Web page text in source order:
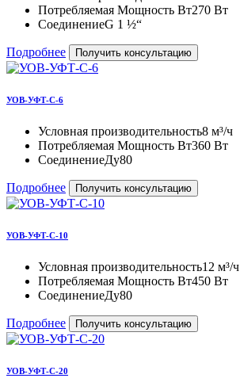
Потребляемая Мощность Вт270 Вт
СоединениеG 1 ½“
Подробнее Получить консультацию
УОВ-УФТ-С-6
Условная производительность8 м³/ч
Потребляемая Мощность Вт360 Вт
СоединениеДу80
Подробнее Получить консультацию
УОВ-УФТ-С-10
Условная производительность12 м³/ч
Потребляемая Мощность Вт450 Вт
СоединениеДу80
Подробнее Получить консультацию
УОВ-УФТ-С-20